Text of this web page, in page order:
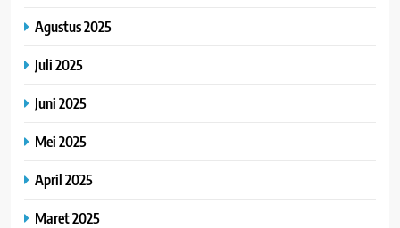
Agustus 2025
Juli 2025
Juni 2025
Mei 2025
April 2025
Maret 2025